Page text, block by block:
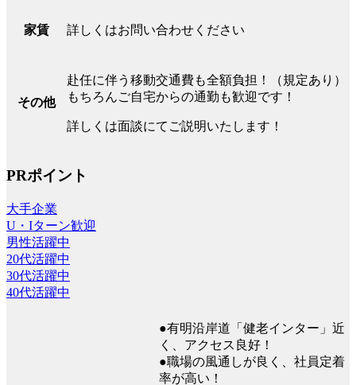
家賃 詳しくはお問い合わせください
その他
赴任に伴う移動交通費も全額負担！（規定あり）
もちろんご自宅からの通勤も歓迎です！
詳しくは面談にてご説明いたします！
PRポイント
大手企業
U・Iターン歓迎
男性活躍中
20代活躍中
30代活躍中
40代活躍中
●有明沿岸道「健老インター」近
く、アクセス良好！
●職場の風通しが良く、社員定着
率が高い！